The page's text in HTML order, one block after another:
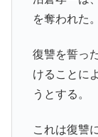
を奪われた。
復讐を誓っ
けることに
うとする。
これは復讐